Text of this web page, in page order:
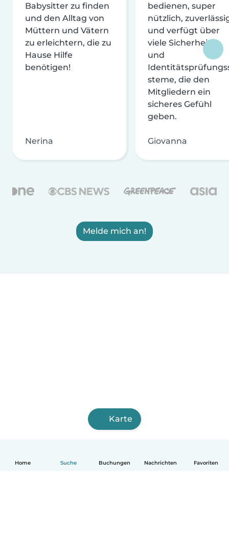
Home Suche Buchungen Nachrichten Favoriten
Babysitter zu finden
und den Alltag von
Müttern und Vätern
zu erleichtern, die zu
Hause Hilfe
benötigen!
Nerina
bedienen, super
nützlich,
und verfügt über
viele Sicherheits-
und
steme, die den
Mitgliedern ein
sicheres Gefühl
geben.
Giovanna
Melde mich an!
Karte